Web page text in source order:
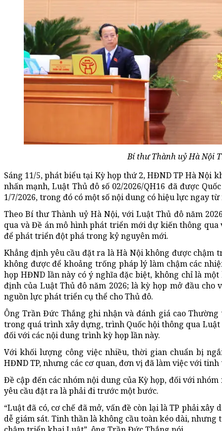
Bí thư Thành uỷ Hà Nội
Sáng 11/5, phát biểu tại Kỳ họp thứ 2, HĐND TP Hà Nội
nhấn mạnh, Luật Thủ đô số 02/2026/QH16 đã được
1/7/2026, trong đó có một số nội dung có hiệu lực ngay
Theo Bí thưThành uỷHà Nội, với Luật Thủ đô năm
qua và Đề án mô hình phát triển mới dự kiến thông
để phát triển đột phá trong kỷ nguyên mới.
Khẳng định yêu cầu đặt ra là Hà Nội không được
không được để khoảng trống pháp lý làm chậm các
họp HĐND lần này có ý nghĩa đặc biệt, không chỉ là
định của Luật Thủ đô năm 2026; là kỳ họp mở đầu
nguồn lực phát triển cụ thể cho Thủ đô.
Ông Trần Đức Thắng ghi nhận và đánh giá cao Thường
trong quá trình xây dựng, trình Quốc hội thông qua
đối với các nội dung trình kỳ họp lần này.
Với khối lượng công việc nhiều, thời gian chuẩn bị
HĐND TP, nhưng các cơ quan, đơn vị đã làm việc với
Đề cập đến các nhóm nội dung của Kỳ họp, đối với
yêu cầu đặt ra là phải đi trước một bước.
“Luật đã có, cơ chế đã mở, vấn đề còn lại là TP phải
dễ giám sát. Tinh thần là không cầu toàn kéo dài,